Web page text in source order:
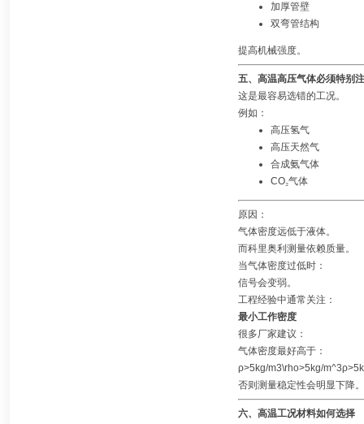
加厚管壁
双弯管结构
提高机械强度。
五、高温高压气体必须特别
这是最容易选错的工况。
例如：
高压氢气
高压天然气
合成氨气体
CO₂气体
原因：
气体密度远低于液体。
而科里奥利测量依赖质量。
当气体密度过低时：
信号会变弱。
工程经验中通常关注：
最小工作密度
很多厂家建议：
气体密度最好高于：
ρ>5kg/m3\rho>5kg/
否则测量稳定性会明显下降。
六、高温工况材料如何选择